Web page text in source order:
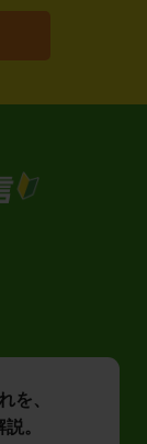
を、
。